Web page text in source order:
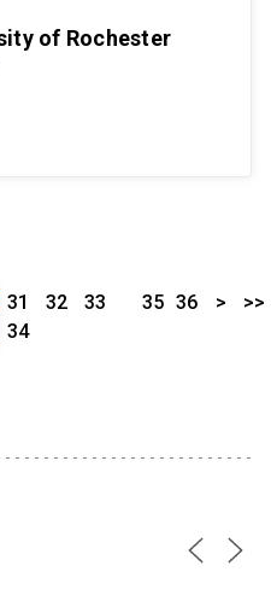
of Rochester
31 32
33
34
35 36 > >>